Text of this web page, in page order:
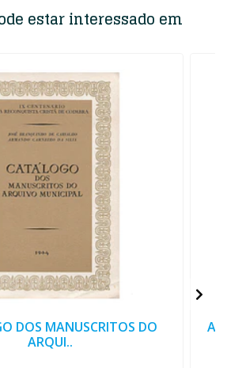
estar interessado em
DOS MANUSCRITOS DO
ARQUI..